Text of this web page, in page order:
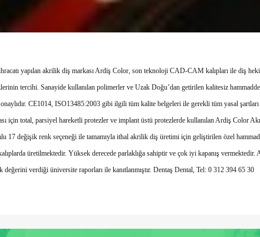
yapılan akrilik diş markası Ardiş Color, son teknoloji CAD-CAM kalıpları ile diş
tercihi. Sanayide kullanılan polimerler ve Uzak Doğu’dan getirilen kalitesiz
onaylıdır. CE1014, ISO13485:2003 gibi ilgili tüm kalite belgeleri ile gerekli tüm yasal
için total, parsiyel hareketli protezler ve implant üstü protezlerde kullanılan Ardiş Color
17 değişik renk seçeneği ile tamamıyla ithal akrilik diş üretimi için geliştirilen özel
üretilmektedir. Yüksek derecede parlaklığa sahiptir ve çok iyi kapanış
verdiği üniversite raporları ile kanıtlanmıştır. Dentaş Dental, Tel: 0 312 394 65 30